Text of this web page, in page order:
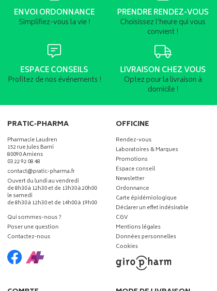
ENVOI ORDONNANCE
Simplifiez-vous la vie !
PRENDRE RENDEZ-VOUS
Choisissez l’heure qui vous
convient !
ESPACE CONSEILS
Profitez de nos événements !
LIVRAISON CHEZ VOUS
Optez pour la livraison à
domicile !
PRATIC-PHARMA
Pharmacie Laudren
152 rue Jules Barni
80090 Amiens
03 22 92 08 48
contact-
@-
pratic-pharma.fr
Ouvert du lundi au vendredi
de 8h30 à 12h30 et de 13h30 à 20h00
le samedi
de 8h30 à 12h30 et de 14h00 à 19h00
Qui sommes-nous ?
Poser une question
Contactez-nous
OFFICINE
Rendez-vous
Laboratoires & Marques
Promotions
Espace conseil
Newsletter
Ordonnance
Carte épidémiologique
Déclarer un effet indésirable
CGV
Mentions légales
Données personnelles
Cookies